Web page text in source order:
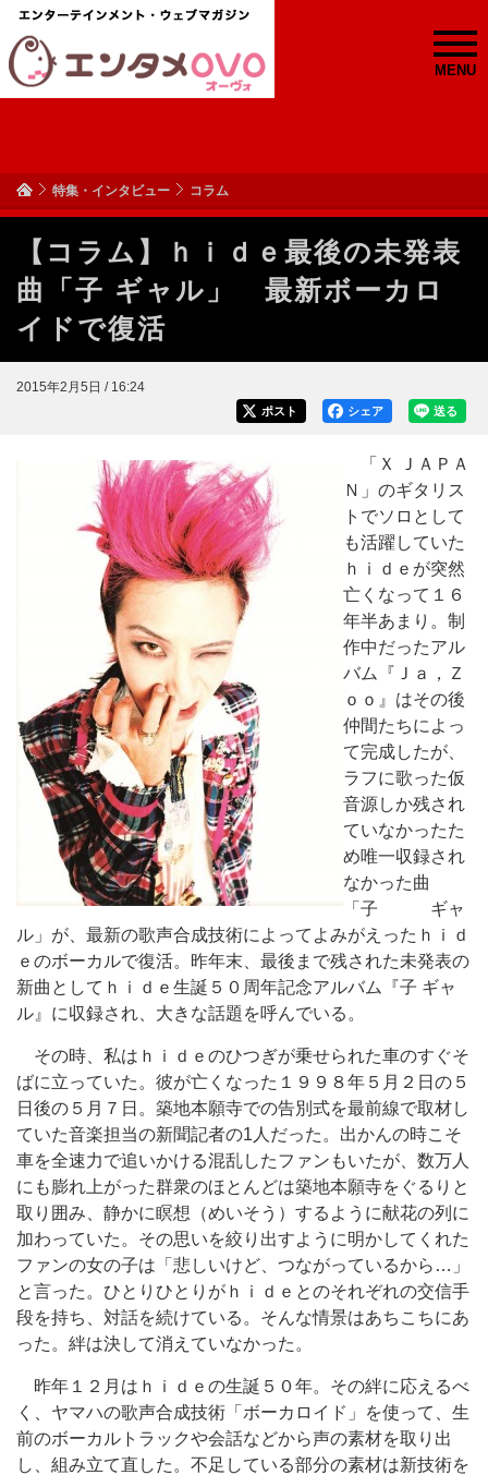
MENU
特集・インタビュー コラム
【コラム】ｈｉｄｅ最後の未発表
曲「子 ギャル」 最新ボーカロ
イドで復活
2015年2月5日 / 16:24
送る
シェア
ポスト
「Ｘ ＪＡＰＡ
Ｎ」のギタリス
トでソロとして
も活躍していた
ｈｉｄｅが突然
亡くなって１６
年半あまり。制
作中だったアル
バム『Ｊａ，Ｚ
ｏｏ』はその後
仲間たちによっ
て完成したが、
ラフに歌った仮
音源しか残され
ていなかったた
め唯一収録され
なかった曲
「子 ギャ
ル」が、最新の歌声合成技術によってよみがえったｈｉｄ
ｅのボーカルで復活。昨年末、最後まで残された未発表の
新曲としてｈｉｄｅ生誕５０周年記念アルバム『子 ギャ
ル』に収録され、大きな話題を呼んでいる。
その時、私はｈｉｄｅのひつぎが乗せられた車のすぐそ
ばに立っていた。彼が亡くなった１９９８年５月２日の５
日後の５月７日。築地本願寺での告別式を最前線で取材し
ていた音楽担当の新聞記者の1人だった。出かんの時こそ
車を全速力で追いかける混乱したファンもいたが、数万人
にも膨れ上がった群衆のほとんどは築地本願寺をぐるりと
取り囲み、静かに瞑想（めいそう）するように献花の列に
加わっていた。その思いを絞り出すように明かしてくれた
ファンの女の子は「悲しいけど、つながっているから…」
と言った。ひとりひとりがｈｉｄｅとのそれぞれの交信手
段を持ち、対話を続けている。そんな情景はあちこちにあ
った。絆は決して消えていなかった。
昨年１２月はｈｉｄｅの生誕５０年。その絆に応えるべ
く、ヤマハの歌声合成技術「ボーカロイド」を使って、生
前のボーカルトラックや会話などから声の素材を取り出
し、組み立て直した。不足している部分の素材は新技術を